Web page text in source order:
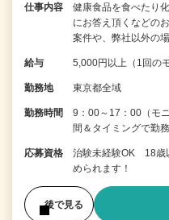
仕事内容
健康食品を食べたり
にお答え頂くなどの
案件や、弊社以外の
給与 5,000円以上（1回の
勤務地 東京都全域
勤務時間
9：00～17：00（モ
間＆タイミングで勤
応募資格
治験未経験OK 18歳
められます！
後で見る